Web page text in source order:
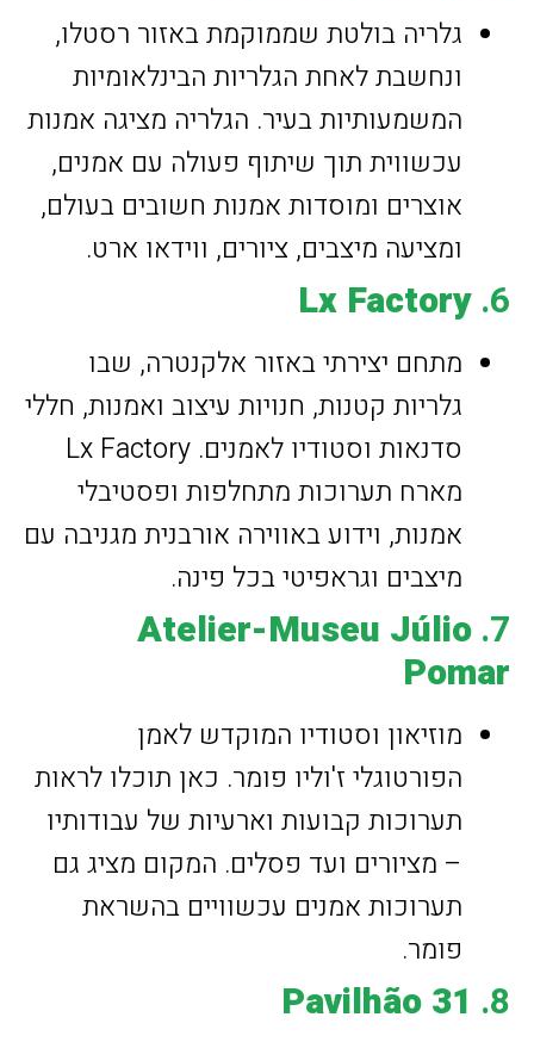
גלריה בולטת שממוקמת באזור רסטלו,
ונחשבת לאחת הגלריות הבינלאומיות
המשמעותיות בעיר. הגלריה מציגה אמנות
עכשווית תוך שיתוף פעולה עם אמנים,
אוצרים ומוסדות אמנות חשובים בעולם,
ומציעה מיצבים, ציורים, ווידאו ארט.
6.
Lx Factory
מתחם יצירתי באזור אלקנטרה, שבו
גלריות קטנות, חנויות עיצוב ואמנות, חללי
סדנאות וסטודיו לאמנים. Lx Factory
מארח תערוכות מתחלפות ופסטיבלי
אמנות, וידוע באווירה אורבנית מגניבה עם
מיצבים וגראפיטי בכל פינה.
7.
Atelier-Museu Júlio
Pomar
מוזיאון וסטודיו המוקדש לאמן
הפורטוגלי ז'וליו פומר. כאן תוכלו לראות
תערוכות קבועות וארעיות של עבודותיו
– מציורים ועד פסלים. המקום מציג גם
תערוכות אמנים עכשוויים בהשראת
פומר.
8.
Pavilhão 31